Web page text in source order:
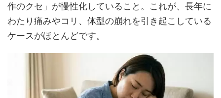
作のクセ」が慢性化していること。これが、長年に
わたり痛みやコリ、体型の崩れを引き起こしている
ケースがほとんどです。